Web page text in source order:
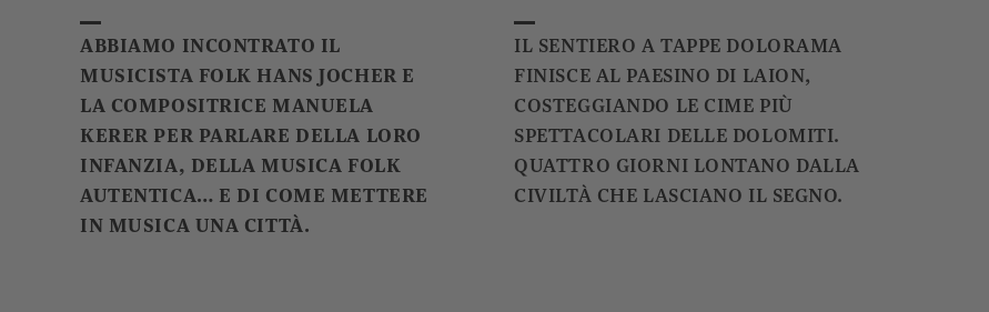
ABBIAMO INCONTRATO IL
MUSICISTA FOLK HANS JOCHER E
LA COMPOSITRICE MANUELA
KERER PER PARLARE DELLA LORO
INFANZIA, DELLA MUSICA FOLK
AUTENTICA… E DI COME METTERE
IN MUSICA UNA CITTÀ.
IL SENTIERO A TAPPE DOLORAMA
FINISCE AL PAESINO DI LAION,
COSTEGGIANDO LE CIME PIÙ
SPETTACOLARI DELLE DOLOMITI.
QUATTRO GIORNI LONTANO DALLA
CIVILTÀ CHE LASCIANO IL SEGNO.